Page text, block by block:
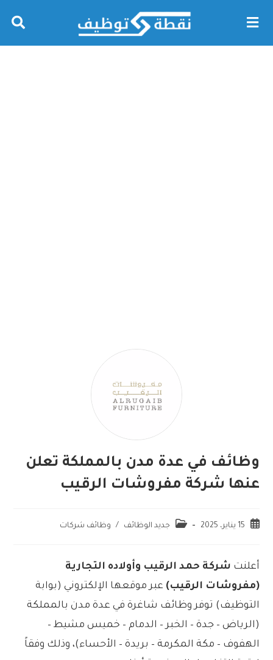
وظائف في عدة مدن بالمملكة تعلن
عنها شركة مفروشات الرقيب
15 يناير، 2025 جديد الوظائف / وظائف شركات
أعلنت شركة حمد الرقيب وأولاده التجارية
(مفروشات الرقيب) عبر موقعها الإلكتروني (بوابة
التوظيف) توفر وظائف شاغرة في عدة مدن بالمملكة
(الرياض – جدة – الخبر – الدمام – خميس مشيط –
الهفوف – مكة المكرمة – بريدة – الأحساء)، وذلك وفقاً